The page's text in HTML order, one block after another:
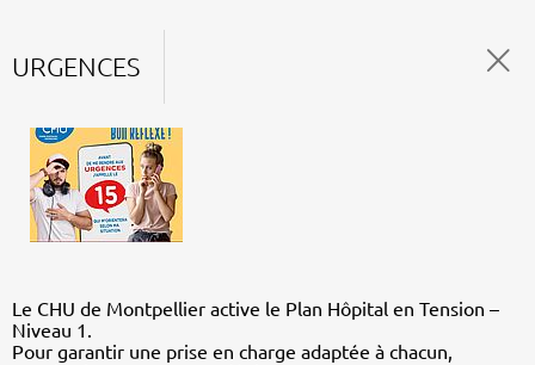
URGENCES
Le CHU de Montpellier active le Plan Hôpital en Tension –
Niveau 1.
Pour garantir une prise en charge adaptée à chacun,